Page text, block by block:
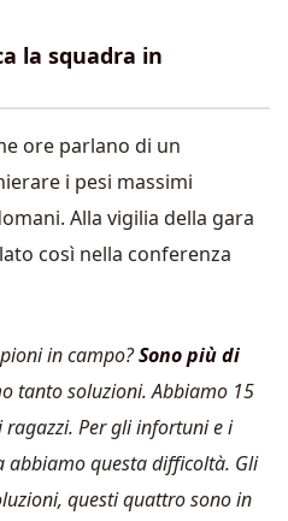
la squadra in
ore parlano di un
i pesi massimi
Alla vigilia della gara
così nella conferenza
in campo?Sono più di
tanto soluzioni. Abbiamo 15
Per gli infortuni e i
abbiamo questa difficoltà. Gli
questi quattro sono in